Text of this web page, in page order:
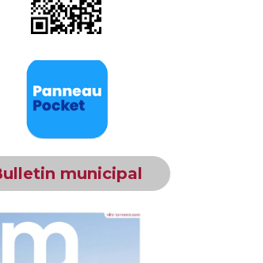
municipal